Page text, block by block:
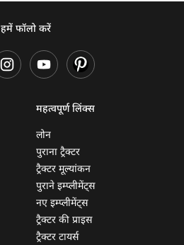
हमें फॉलो करें
महत्वपूर्ण लिंक्स
लोन
पुराना ट्रैक्टर
ट्रैक्टर मूल्यांकन
पुराने इम्प्लीमेंट्स
नए इम्प्लीमेंट्स
ट्रैक्टर की प्राइस
ट्रैक्टर टायर्स